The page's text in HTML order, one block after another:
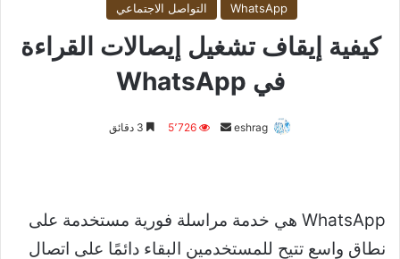
WhatsApp التواصل الاجتماعي
كيفية إيقاف تشغيل إيصالات القراءة
في WhatsApp
eshrag
أرسل 5٬726
WhatsApp هي خدمة مراسلة فورية مستخدمة على
نطاق واسع تتيح للمستخدمين البقاء دائمًا على اتصال